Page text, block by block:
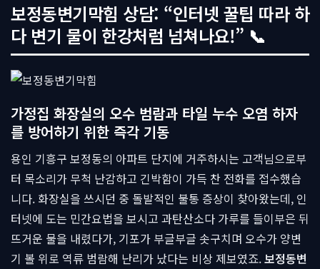
보정동변기막힘 상담: “인터넷 꿀팁 따라 하
다 변기 물이 한강처럼 넘쳐나요!” 📞
가정집 화장실의 오수 범람과 타일 누수 오염 하자
를 방어하기 위한 즉각 기동
용인 기흥구 보정동의 아파트 단지에 거주하시는 고객님으로부
터 목소리가 무척 난감하고 긴박함이 가득 찬 전화를 접수했습
니다. 화장실을 쓰시던 중 돌발적인 불통 증상이 찾아왔는데, 인
터넷에 도는 민간요법을 보시고 과탄산소다 가루를 들이부은 뒤
뜨거운 물을 내렸다가, 기포가 부글부글 솟구치며 오수가 양변
기 볼 위로 역류 범람해 난리가 났다는 비상 제보였죠.보정동변